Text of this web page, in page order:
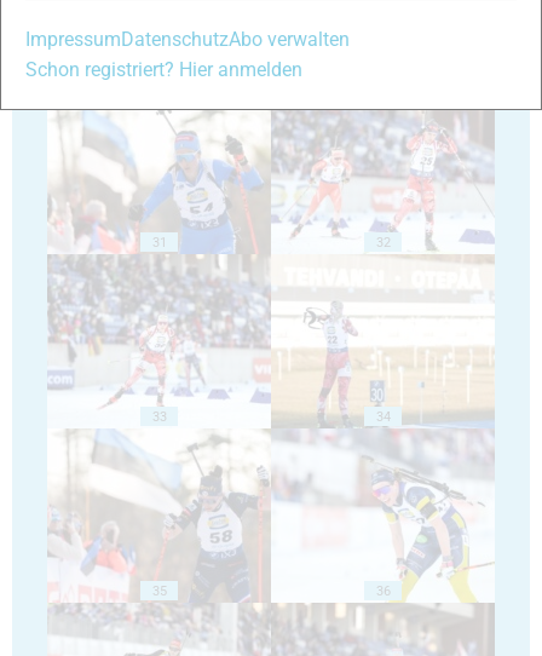
29
31 32
33 34
35 36
Impressum DatenschutzAbo verwalten
Schon registriert? Hier anmelden